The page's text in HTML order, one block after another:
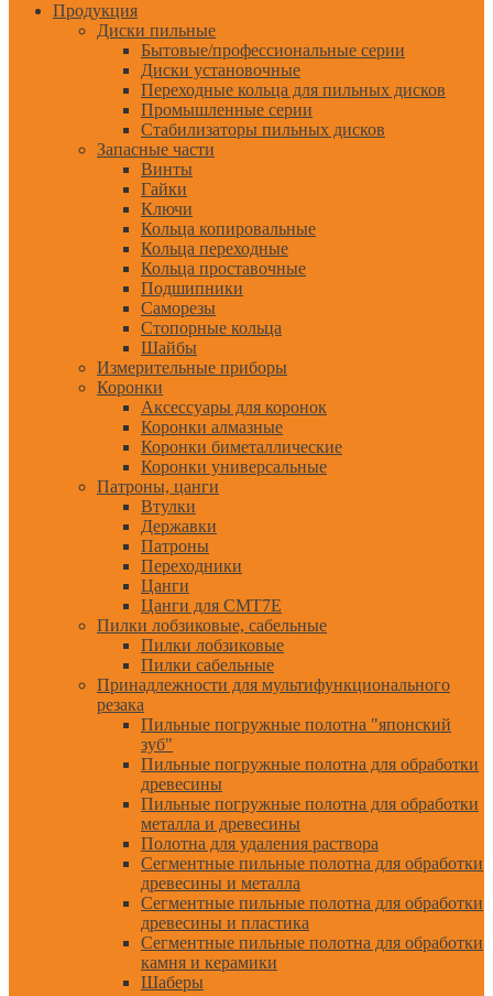
Продукция
Диски пильные
Бытовые/профессиональные серии
Диски установочные
Переходные кольца для пильных дисков
Промышленные серии
Стабилизаторы пильных дисков
Запасные части
Винты
Гайки
Ключи
Кольца копировальные
Кольца переходные
Кольца проставочные
Подшипники
Саморезы
Стопорные кольца
Шайбы
Измерительные приборы
Коронки
Аксессуары для коронок
Коронки алмазные
Коронки биметаллические
Коронки универсальные
Патроны, цанги
Втулки
Державки
Патроны
Переходники
Цанги
Цанги для CMT7E
Пилки лобзиковые, сабельные
Пилки лобзиковые
Пилки сабельные
Принадлежности для мультифункционального
резака
Пильные погружные полотна "японский
зуб"
Пильные погружные полотна для обработки
древесины
Пильные погружные полотна для обработки
металла и древесины
Полотна для удаления раствора
Сегментные пильные полотна для обработки
древесины и металла
Сегментные пильные полотна для обработки
древесины и пластика
Сегментные пильные полотна для обработки
камня и керамики
Шаберы